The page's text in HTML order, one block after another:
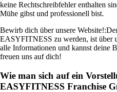
keine Rechtschreibfehler enthalten
Mühe gibst und professionell bist.
Bewirb dich über unsere Website!:
EASYFITNESS zu werden, ist über
alle Informationen und kannst deine
freuen uns auf dich!
Wie man sich auf ein
EASYFITNESS Franchise